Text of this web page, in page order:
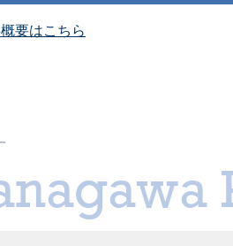
要はこちら